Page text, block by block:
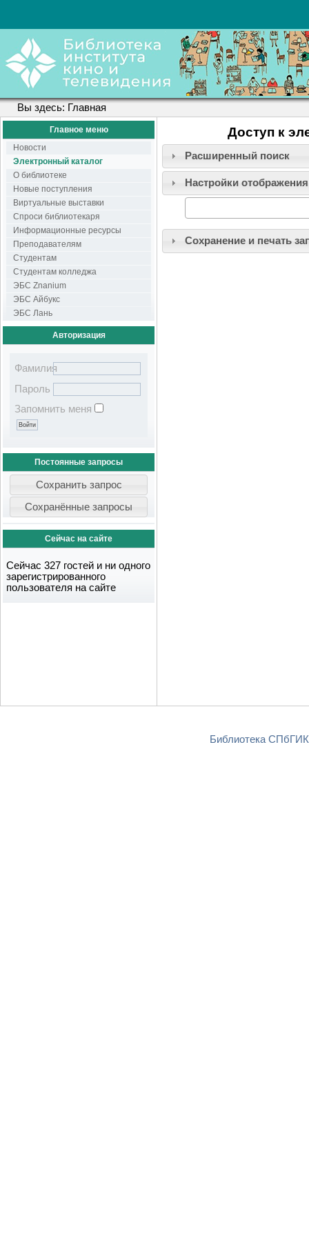
Вы здесь: Главная
Главное меню
Новости
Электронный каталог
О библиотеке
Новые поступления
Виртуальные выставки
Спроси библиотекаря
Информационные ресурсы
Преподавателям
Студентам
Студентам колледжа
ЭБС Znanium
ЭБС Айбукс
ЭБС Лань
Авторизация
Фамилия
Пароль
Запомнить меня
Постоянные запросы
Сейчас на сайте
Сейчас 327 гостей и ни одного
зарегистрированного
пользователя на сайте
Доступ к
Расширенный поиск
Настройки
Сохранение и печать
Библиотека